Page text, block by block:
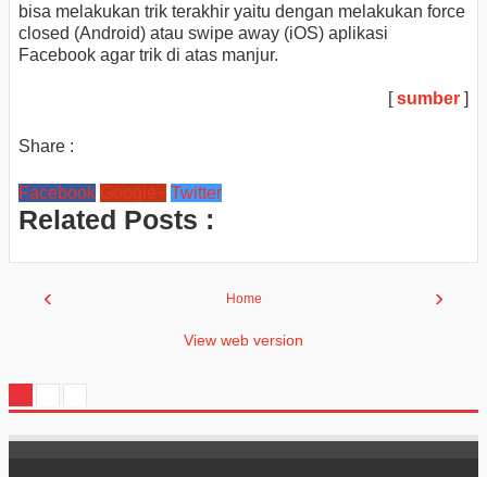
bisa melakukan trik terakhir yaitu dengan melakukan force
closed (Android) atau swipe away (iOS) aplikasi
Facebook agar trik di atas manjur.
[sumber ]
Share :
Facebook Google+ Twitter
Related Posts :
‹ ›
Home
View web version